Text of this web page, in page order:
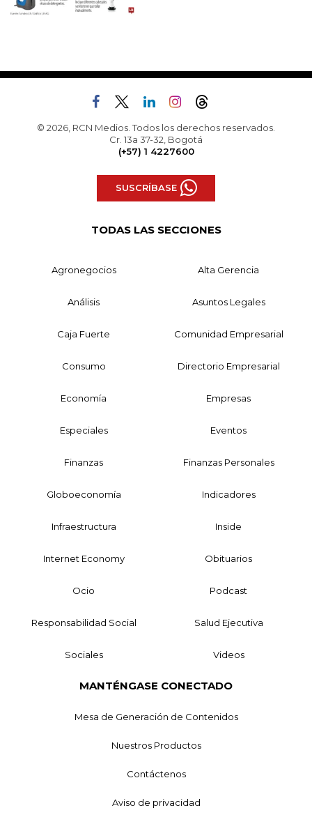
© 2026, RCN Medios. Todos los derechos reservados.
Cr. 13a 37-32, Bogotá
(+57) 1 4227600
SUSCRÍBASE
TODAS LAS SECCIONES
Agronegocios Alta Gerencia
Análisis Asuntos Legales
Caja Fuerte Comunidad Empresarial
Consumo Directorio Empresarial
Economía Empresas
Especiales Eventos
Finanzas Finanzas Personales
Globoeconomía Indicadores
Infraestructura Inside
Internet Economy Obituarios
Ocio Podcast
Responsabilidad Social Salud Ejecutiva
Sociales Videos
MANTÉNGASE CONECTADO
Mesa de Generación de Contenidos
Nuestros Productos
Contáctenos
Aviso de privacidad